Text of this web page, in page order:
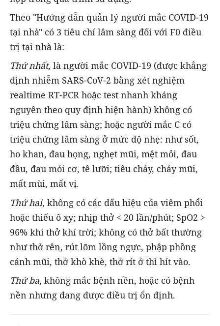
Theo "Hướng dẫn quản lý người mắc COVID-19
tại nhà" có 3 tiêu chí lâm sàng đối với F0 điều
trị tại nhà là:
Thứ nhất, là người mắc COVID-19 (được khẳng
định nhiễm SARS-CoV-2 bằng xét nghiệm
realtime RT-PCR hoặc test nhanh kháng
nguyên theo quy định hiện hành) không có
triệu chứng lâm sàng; hoặc người mắc C có
triệu chứng lâm sàng ở mức độ nhẹ: như sốt,
ho khan, đau họng, nghẹt mũi, mệt mỏi, đau
đầu, đau mỏi cơ, tê lưỡi; tiêu chảy, chảy mũi,
mất mùi, mất vị.
Thứ hai, không có các dấu hiệu của viêm phổi
hoặc thiếu ô xy; nhịp thở < 20 lần/phút; SpO2 >
96% khi thở khí trời; không có thở bất thường
như thở rên, rút lõm lồng ngực, phập phồng
cánh mũi, thở khò khè, thở rít ở thì hít vào.
Thứ ba, không mắc bệnh nền, hoặc có bệnh
nền nhưng đang được điều trị ổn định.